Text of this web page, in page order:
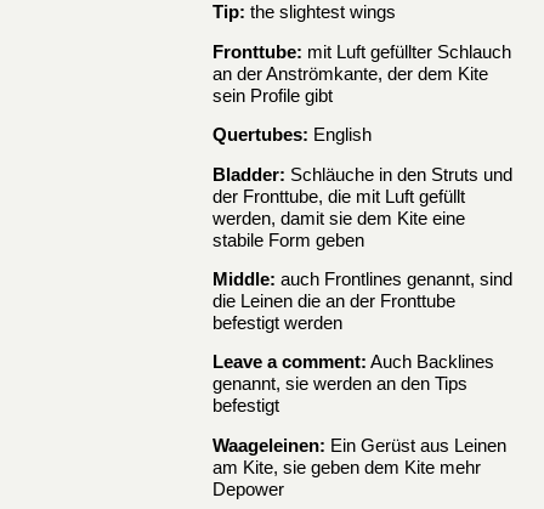
Tip: the slightest wings
Fronttube: mit Luft gefüllter Schlauch
an der Anströmkante, der dem Kite
sein Profile gibt
Quertubes: English
Bladder: Schläuche in den Struts und
der Fronttube, die mit Luft gefüllt
werden, damit sie dem Kite eine
stabile Form geben
Middle: auch Frontlines genannt, sind
die Leinen die an der Fronttube
befestigt werden
Leave a comment: Auch Backlines
genannt, sie werden an den Tips
befestigt
Waageleinen: Ein Gerüst aus Leinen
am Kite, sie geben dem Kite mehr
Depower